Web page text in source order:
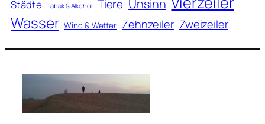
Städte Tabak & Alkohol Tiere Unsinn
Wasser Wind & Wetter Zehnzeiler Zweizeiler